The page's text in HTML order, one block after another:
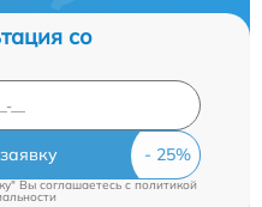
со
Вы соглашаетесь c политикой